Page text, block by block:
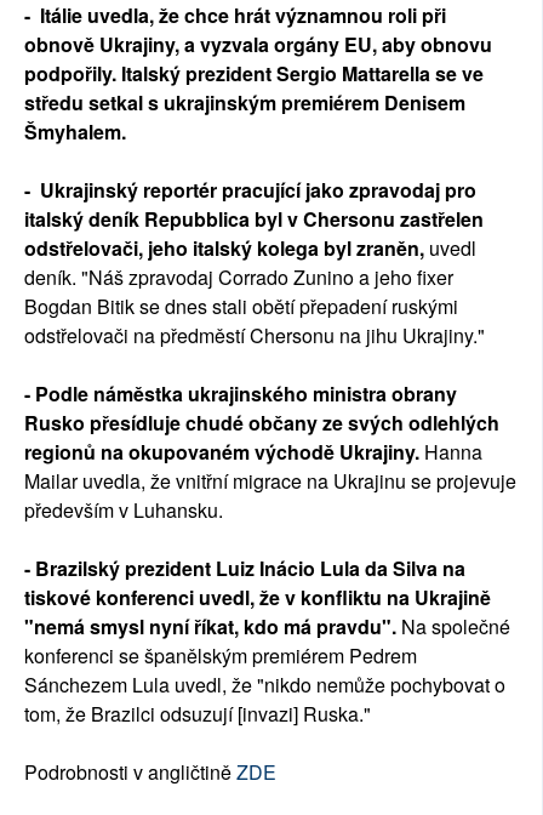
- Itálie uvedla, že chce hrát významnou roli při
obnově Ukrajiny, a vyzvala orgány EU, aby obnovu
podpořily. Italský prezident Sergio Mattarella se ve
středu setkal s ukrajinským premiérem Denisem
Šmyhalem.
- Ukrajinský reportér pracující jako zpravodaj pro
italský deník Repubblica byl v Chersonu zastřelen
odstřelovači, jeho italský kolega byl zraněn, uvedl
deník. "Náš zpravodaj Corrado Zunino a jeho fixer
Bogdan Bitik se dnes stali obětí přepadení ruskými
odstřelovači na předměstí Chersonu na jihu Ukrajiny."
- Podle náměstka ukrajinského ministra obrany
Rusko přesídluje chudé občany ze svých odlehlých
regionů na okupovaném východě Ukrajiny. Hanna
Mailar uvedla, že vnitřní migrace na Ukrajinu se projevuje
především v Luhansku.
- Brazilský prezident Luiz Inácio Lula da Silva na
tiskové konferenci uvedl, že v konfliktu na Ukrajině
"nemá smysl nyní říkat, kdo má pravdu". Na společné
konferenci se španělským premiérem Pedrem
Sánchezem Lula uvedl, že "nikdo nemůže pochybovat o
tom, že Brazilci odsuzují [invazi] Ruska."
Podrobnosti v angličtiněZDE